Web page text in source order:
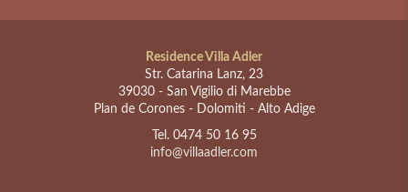
Residence Villa Adler
Str. Catarina Lanz, 23
39030- San Vigilio di Marebbe
Plan de Corones - Dolomiti - Alto Adige
Tel. 0474 50 16 95
info@villaadler.com